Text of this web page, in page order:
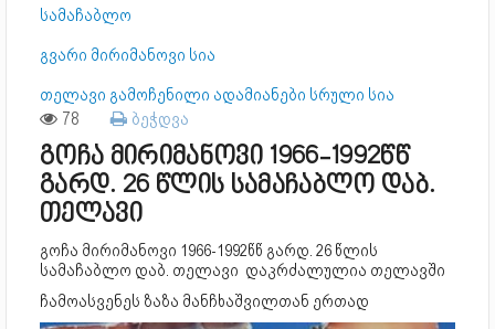
სამაჩაბლო
გვარი მირიმანოვი სია
თელავი გამოჩენილი ადამიანები სრული სია
78 ბეჭდვა
გოჩა მირიმანოვი 1966-1992წწ
გარდ. 26 წლის სამაჩაბლო დაბ.
თელავი
გოჩა მირიმანოვი 1966-1992წწ გარდ. 26 წლის
სამაჩაბლო დაბ. თელავი დაკრძალულია თელავში
ჩამოასვენეს ზაზა მანჩხაშვილთან ერთად